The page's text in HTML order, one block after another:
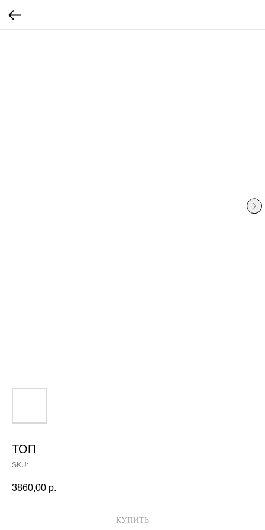
ТОП
SKU:
3860,00 р.
КУПИТЬ